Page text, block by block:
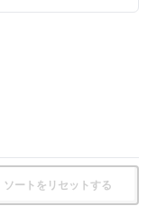
ライドレール・モ
ソートをリセットする